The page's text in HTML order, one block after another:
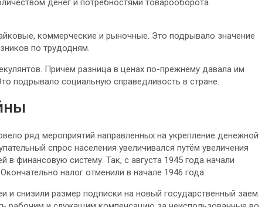
денег и потребностями товарооборота.
коммерческие и рыночные. Это подрывало значение
по трудодням.
Причём разница в ценах по-прежнему давала им
подрывало социальную справедливость в стране.
ряд мероприятий направленных на укрепление денежной
спрос населения увеличивался путём увеличения
финансовую систему. Так, с августа 1945 года начали
налог отменили в начале 1946 года.
снизили размер подписки на новый государственный заем.